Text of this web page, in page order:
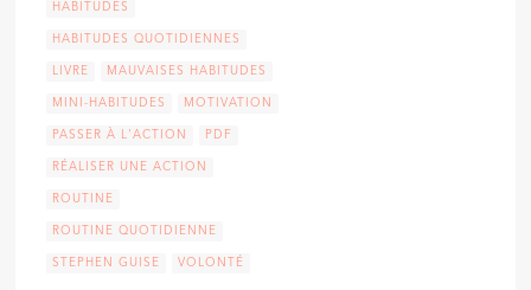
HABITUDES
HABITUDES QUOTIDIENNES
LIVRE MAUVAISES HABITUDES
MINI-HABITUDES MOTIVATION
PASSER À L'ACTION PDF
RÉALISER UNE ACTION
ROUTINE
ROUTINE QUOTIDIENNE
STEPHEN GUISE VOLONTÉ